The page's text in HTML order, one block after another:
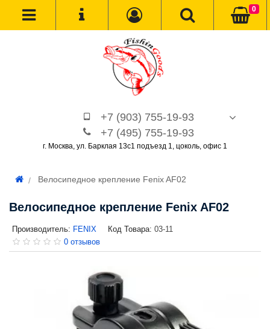
+7 (903) 755-19-93
+7 (495) 755-19-93
г. Москва, ул. Барклая 13с1 подъезд 1, цоколь, офис 1
0
Велосипедное крепление Fenix AF02
Велосипедное крепление Fenix AF02
Производитель: FENIX Код Товара: 03-11
0 отзывов